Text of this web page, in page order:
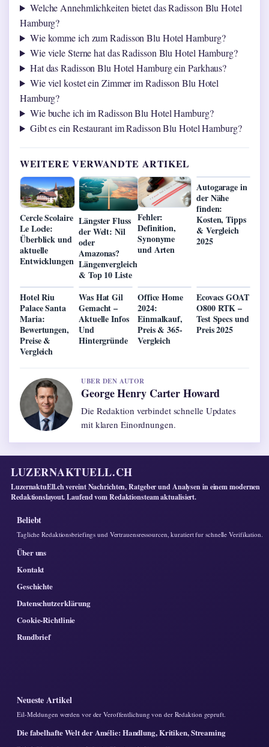
Welche Annehmlichkeiten bietet das Radisson Blu Hotel
Hamburg?
Wie komme ich zum Radisson Blu Hotel Hamburg?
Wie viele Sterne hat das Radisson Blu Hotel Hamburg?
Hat das Radisson Blu Hotel Hamburg ein Parkhaus?
Wie viel kostet ein Zimmer im Radisson Blu Hotel
Hamburg?
Wie buche ich im Radisson Blu Hotel Hamburg?
Gibt es ein Restaurant im Radisson Blu Hotel Hamburg?
WEITERE VERWANDTE ARTIKEL
Cercle Scolaire
Le Locle:
Überblick und
aktuelle
Entwicklungen
Längster Fluss
der Welt: Nil
oder
Amazonas?
Längenvergleich
& Top 10 Liste
Fehler:
Definition,
Synonyme
und Arten
Autogarage in
der Nähe
finden:
Kosten, Tipps
& Vergleich
2025
Hotel Riu
Palace Santa
Maria:
Bewertungen,
Preise &
Vergleich
Was Hat Gil
Gemacht –
Aktuelle Infos
Und
Hintergründe
Office Home
2024:
Einmalkauf,
Preis & 365-
Vergleich
Ecovacs GOAT
O800 RTK –
Test Specs und
Preis 2025
UBER DEN AUTOR
George Henry Carter Howard
Die Redaktion verbindet schnelle Updates
mit klaren Einordnungen.
LUZERNAKTUELL.CH
LuzernaktuEll.ch vereint Nachrichten, Ratgeber und Analysen in einem modernen
Redaktionslayout. Laufend vom Redaktionsteam aktualisiert.
Beliebt
Tagliche Redaktionsbriefings und Vertrauensressourcen, kuratiert fur schnelle Verifikation.
Über uns
Kontakt
Geschichte
Datenschutzerklärung
Cookie-Richtlinie
Rundbrief
Neueste Artikel
Eil-Meldungen werden vor der Veroffentlichung von der Redaktion gepruft.
Die fabelhafte Welt der Amélie: Handlung, Kritiken, Streaming